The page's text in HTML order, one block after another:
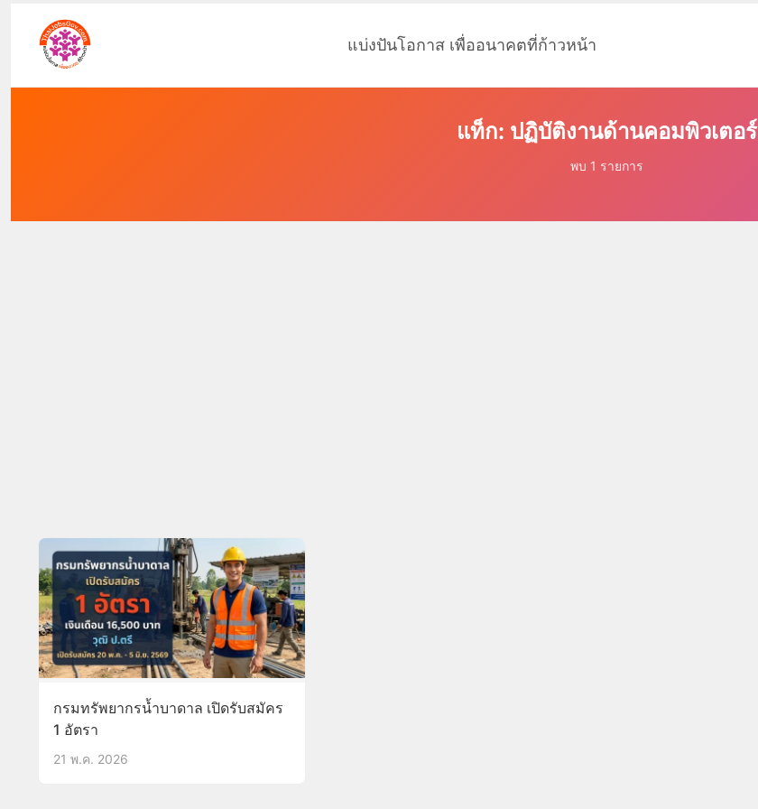
แบ่งปันโอกาส เพื่ออนาคตที่ก้าวหน้า
แท็ก: ปฏิบัติงานด้านคอมพิวเตอร์
พบ 1 รายการ
กรมทรัพยากรน้ำบาดาล เปิดรับสมัคร
1 อัตรา
21 พ.ค. 2026